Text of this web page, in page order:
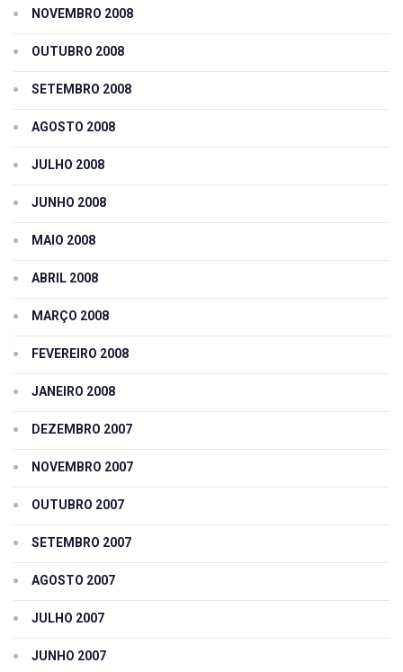
NOVEMBRO 2008
OUTUBRO 2008
SETEMBRO 2008
AGOSTO 2008
JULHO 2008
JUNHO 2008
MAIO 2008
ABRIL 2008
MARÇO 2008
FEVEREIRO 2008
JANEIRO 2008
DEZEMBRO 2007
NOVEMBRO 2007
OUTUBRO 2007
SETEMBRO 2007
AGOSTO 2007
JULHO 2007
JUNHO 2007